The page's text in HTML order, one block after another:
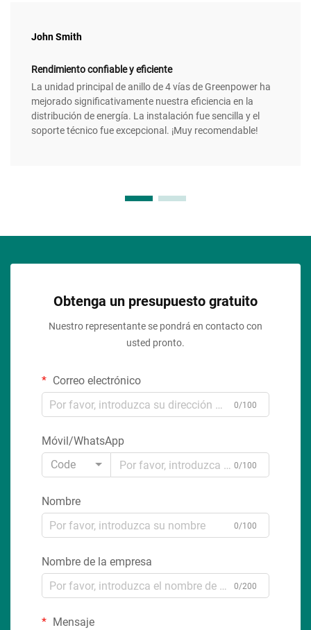
John Smith
Rendimiento confiable y eficiente
La unidad principal de anillo de 4 vías de Greenpower ha
mejorado significativamente nuestra eficiencia en la
distribución de energía. La instalación fue sencilla y el
soporte técnico fue excepcional. ¡Muy recomendable!
Obtenga un presupuesto gratuito
Nuestro representante se pondrá en contacto con
usted pronto.
Correo electrónico
0/100
Móvil/WhatsApp
Code
0/100
Nombre
0/100
Nombre de la empresa
0/200
Mensaje